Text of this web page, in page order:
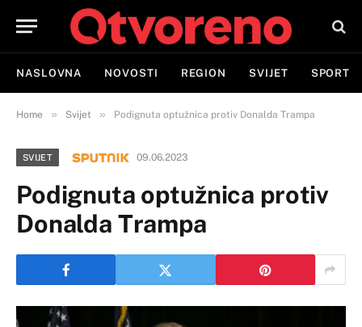
NASLOVNA NOVOSTI REGION SVIJET SPORT
Home » Svijet » Podignuta optužnica protiv Donalda Trampa
SVIJET 09.06.2023
Podignuta optužnica protiv
Donalda Trampa